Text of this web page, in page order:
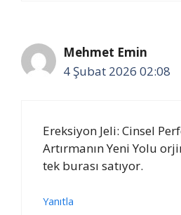
Mehmet Emin
4 Şubat 2026 02:08
Ereksiyon Jeli: Cinsel
Artırmanın Yeni Yolu
tek burası satıyor.
Yanıtla